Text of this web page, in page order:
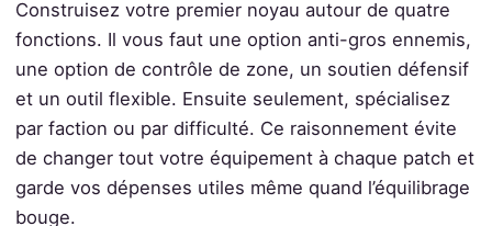
Construisez votre premier noyau autour de quatre
fonctions. Il vous faut une option anti-gros ennemis,
une option de contrôle de zone, un soutien défensif
et un outil flexible. Ensuite seulement, spécialisez
par faction ou par difficulté. Ce raisonnement évite
de changer tout votre équipement à chaque patch et
garde vos dépenses utiles même quand l’équilibrage
bouge.